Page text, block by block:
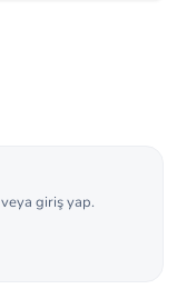
giriş yap.